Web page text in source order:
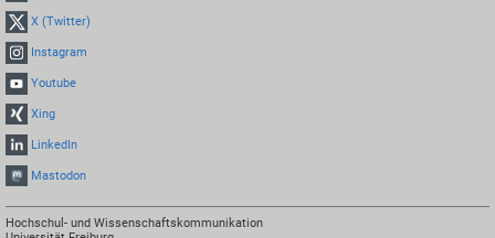
X (Twitter)
Instagram
Youtube
Xing
LinkedIn
Mastodon
Hochschul- und Wissenschaftskommunikation